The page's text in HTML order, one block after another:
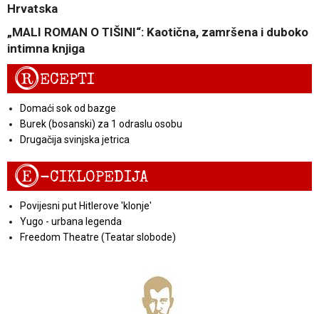
Hrvatska
„MALI ROMAN O TIŠINI“: Kaotična, zamršena i duboko
intimna knjiga
RECEPTI
Domaći sok od bazge
Burek (bosanski) za 1 odraslu osobu
Drugačija svinjska jetrica
E-CIKLOPEDIJA
Povijesni put Hitlerove 'klonje'
Yugo - urbana legenda
Freedom Theatre (Teatar slobode)